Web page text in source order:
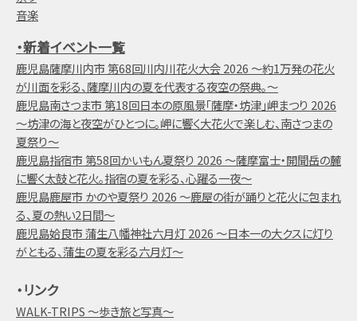
音楽
・新着イベント一覧
鹿児島薩摩川内市 第68回川内川花火大会 2026 ～約1万発の花火
が川面を彩る、薩摩川内の夏を代表する夜空の祭典。～
鹿児島南さつま市 第18回日本の原風景「薩摩・坊津」岬まつり 2026
～坊津の海と夜空がひとつに。岬に響く大花火で楽しむ、南さつまの
夏祭り～
鹿児島指宿市 第58回かいもん夏祭り 2026 ～薩摩富士・開聞岳の麓
に響く太鼓と花火。指宿の夏を彩る、心躍る一夜～
鹿児島鹿屋市 かのや夏祭り 2026 ～鹿屋の街が踊りと花火に包まれ
る、夏の熱い2日間～
鹿児島姶良市 蒲生八幡神社六月灯 2026 ～日本一の大クスに灯り
がともる、蒲生の夏を彩る六月灯～
・リンク
WALK-TRIPS ～歩き旅と写真～